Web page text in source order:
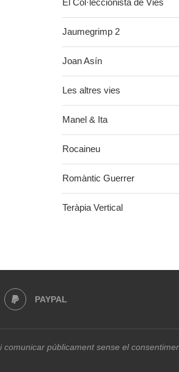
Jaumegrimp 2
Joan Asín
Les altres vies
Manel & Ita
Rocaineu
Romàntic Guerrer
Teràpia Vertical
PAYPAL
públicament sense el